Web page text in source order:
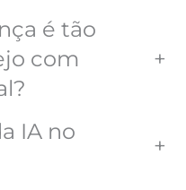
é tão
com
+
IA no
+